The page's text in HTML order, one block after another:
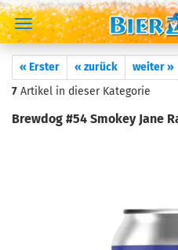
« Erster « zurück
weiter »
7 Artikel in dieser Kategorie
Brewdog #54 Smokey Jane